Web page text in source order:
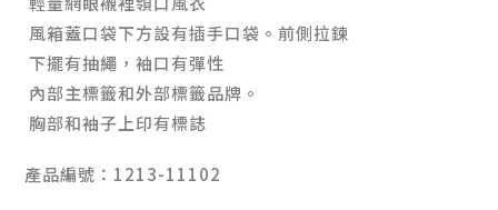
風箱蓋口袋下方設有插手口袋。前側拉鍊
下擺有抽繩，袖口有彈性
內部主標籤和外部標籤品牌。
胸部和袖子上印有標誌
產品編號：1213-11102